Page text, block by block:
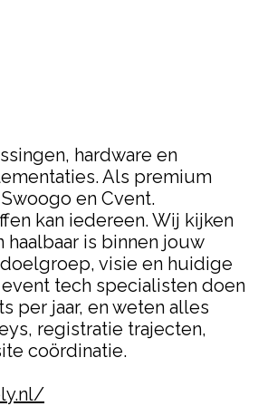
hardware en
Als premium
en Cvent.
kan iedereen. Wij kijken
haalbaar is binnen jouw
visie en huidige
tech specialisten doen
per jaar, en weten alles
registratie trajecten,
coördinatie.